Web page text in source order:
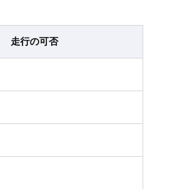
走行の可否